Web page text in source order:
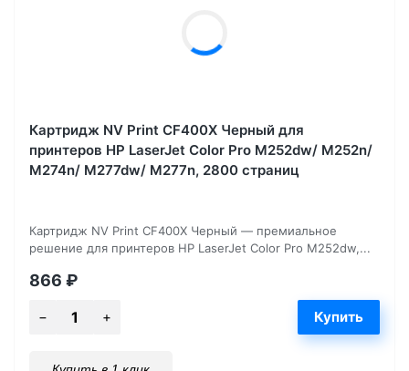
Картридж NV Print CF400X Черный для
принтеров HP LaserJet Color Pro M252dw/ M252n/
M274n/ M277dw/ M277n, 2800 страниц
Картридж NV Print CF400X Черный — премиальное
решение для принтеров HP LaserJet Color Pro M252dw,...
866 ₽